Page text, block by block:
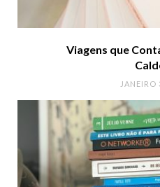
Viagens que
JANEIRO